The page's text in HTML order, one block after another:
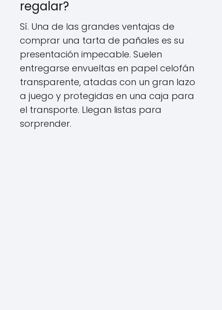
regalar?
Sí. Una de las grandes ventajas de
comprar una tarta de pañales es su
presentación impecable. Suelen
entregarse envueltas en papel celofán
transparente, atadas con un gran lazo
a juego y protegidas en una caja para
el transporte. Llegan listas para
sorprender.